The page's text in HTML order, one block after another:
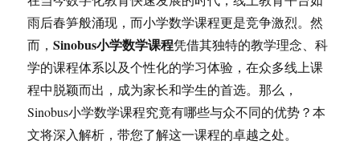
雨后春笋般涌现，而小学数学课程更是竞争激烈。然
而，Sinobus小学数学课程凭借其独特的教学理念、科
学的课程体系以及个性化的学习体验，在众多线上课
程中脱颖而出，成为家长和学生的首选。那么，
Sinobus小学数学课程究竟有哪些与众不同的优势？本
文将深入解析，带您了解这一课程的卓越之处。